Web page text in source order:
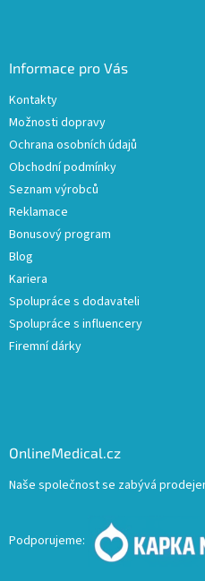
Informace pro Vás
Kontakty
Možnosti dopravy
Ochrana osobních údajů
Obchodní podmínky
Seznam výrobců
Reklamace
Bonusový program
Blog
Kariera
Spolupráce s dodavateli
Spolupráce s influencery
Firemní dárky
OnlineMedical.cz
Naše společnost se zabývá
Podporujeme: